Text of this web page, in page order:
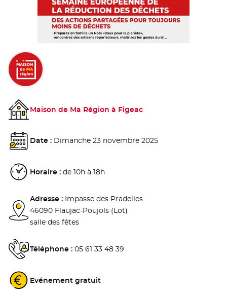
Maison de Ma Région à Figeac
Date : Dimanche 23 novembre 2025
Horaire : de 10h à 18h
Adresse : Impasse des Pradelles
46090 Flaujac-Poujols (Lot)
salle des fêtes
Téléphone : 05 61 33 48 39
Evénement gratuit